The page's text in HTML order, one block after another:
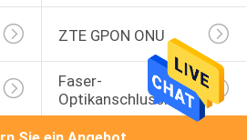
ZTE GPON ONU
Faser-
Optikanschlusskasten